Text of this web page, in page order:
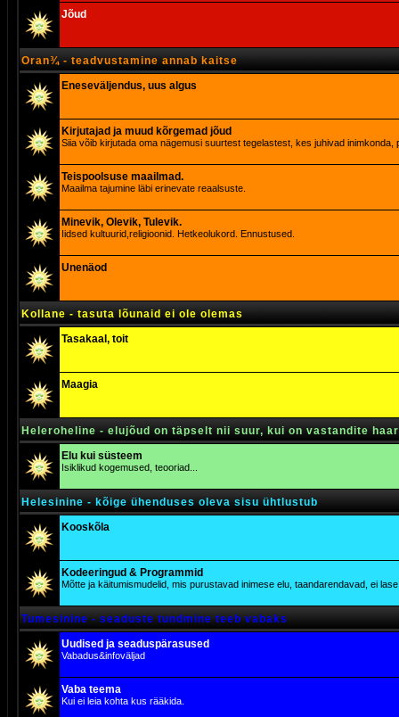
Jõud
Oran¾ - teadvustamine annab kaitse
Eneseväljendus, uus algus
Kirjutajad ja muud kõrgemad jõud
Siia võib kirjutada oma nägemusi suurtest tegelastest, kes juhivad inimkonda,
Teispoolsuse maailmad.
Maailma tajumine läbi erinevate reaalsuste.
Minevik, Olevik, Tulevik.
Iidsed kultuurid,religioonid. Hetkeolukord. Ennustused.
Unenäod
Kollane - tasuta lõunaid ei ole olemas
Tasakaal, toit
Maagia
Heleroheline - elujõud on täpselt nii suur, kui on vastandite
Elu kui süsteem
Isiklikud kogemused, teooriad...
Helesinine - kõige ühenduses oleva sisu ühtlustub
Kooskõla
Kodeeringud & Programmid
Mõtte ja käitumismudelid, mis purustavad inimese elu, taandarendavad, ei
Tumesinine - seaduste tundmine teeb vabaks
Uudised ja seaduspärasused
Vabadus&infoväljad
Vaba teema
Kui ei leia kohta kus rääkida.